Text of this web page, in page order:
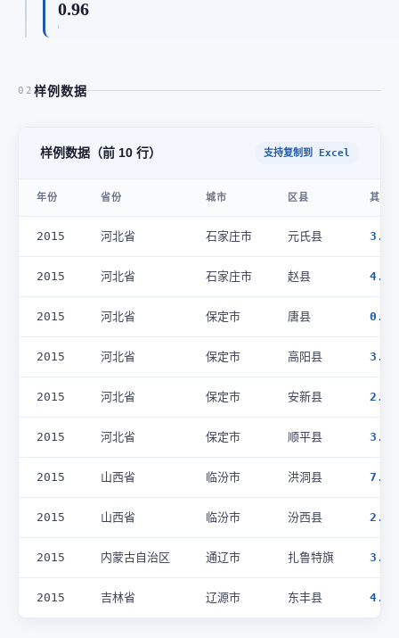
0.96
02 样例数据
样例数据（前 10 行） 支持复制到 Excel
年份 省份 城市 区县 其他
2015 河北省 石家庄市 元氏县 3.0
2015 河北省 石家庄市 赵县 4.0
2015 河北省 保定市 唐县 0.0
2015 河北省 保定市 高阳县 3.0
2015 河北省 保定市 安新县 2.0
2015 河北省 保定市 顺平县 3.0
2015 山西省 临汾市 洪洞县 7.0
2015 山西省 临汾市 汾西县 2.0
2015 内蒙古自治区 通辽市 扎鲁特旗 3.0
2015 吉林省 辽源市 东丰县 4.0